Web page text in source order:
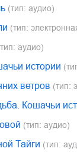
(тип: аудио)
(тип:
аудио)
истории
ветров (тип:
Кошачьи
(тип: аудио)
Тайги (тип: